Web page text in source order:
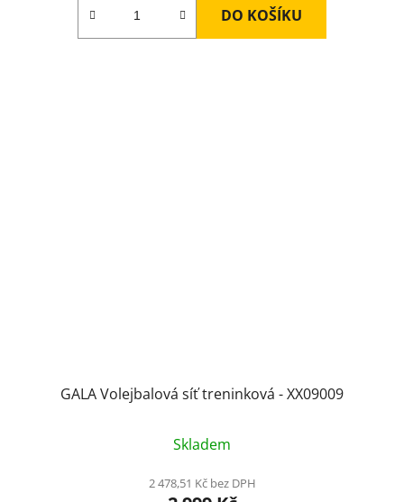
DO KOŠÍKU
GALA Volejbalová síť treninková - XX09009
Skladem
2 478,51 Kč bez DPH